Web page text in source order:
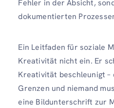
Fehler in der Absicht,
dokumentierten
Ein Leitfaden für soziale
Kreativität nicht ein. Er
Kreativität beschleunigt
Grenzen und niemand
eine Bildunterschrift zur